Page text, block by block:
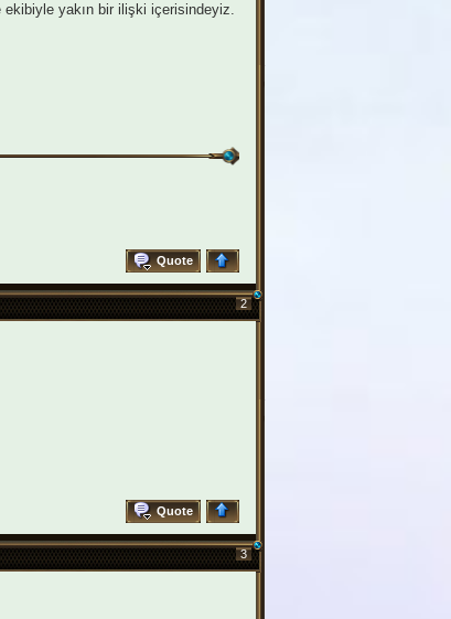
yakın bir ilişki içerisindeyiz.
Quote
2
Quote
3